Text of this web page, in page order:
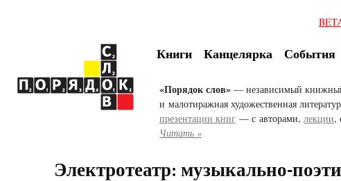
Книги Канцелярка События
«Порядок слов» — независимый
и малотиражная художественная
презентации книг — с авторами, лекции,
Читать »
Электротеатр: музыкально-